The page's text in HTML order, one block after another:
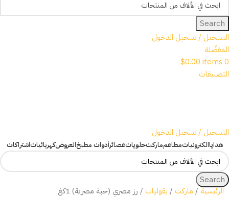
Search
التسجيل / تسجيل الدخول
المفضّلة
0
items
$0.00
التصنيفات
التسجيل / تسجيل الدخول
هداياالكترونياتمطاعمماركتحلوياتعصائرأدوات مطبخالعروضكهربائياتاشتراكات
Search
الرئيسية
ماركت بقوليات رز مصري (حبة مصرية) 1كغ